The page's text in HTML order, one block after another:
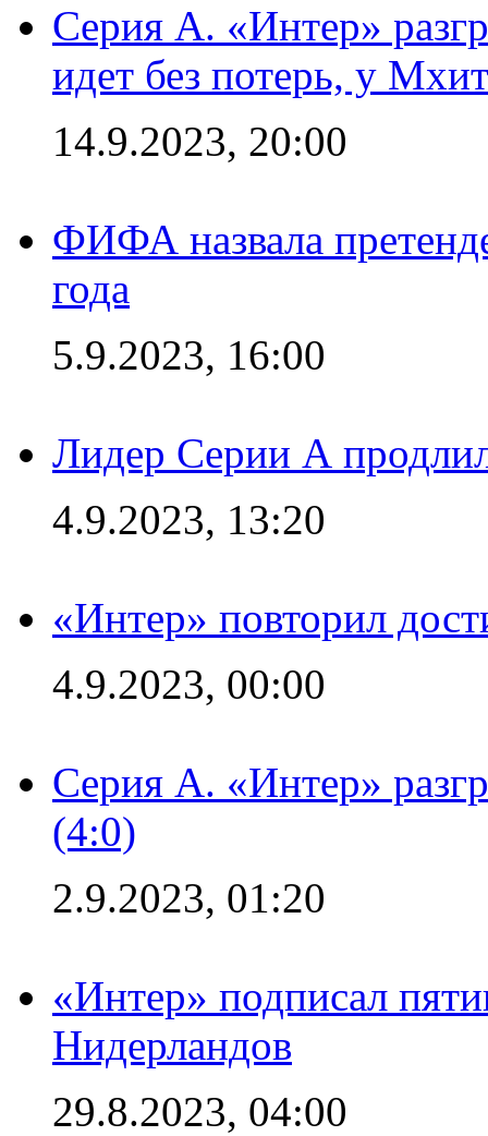
Серия А. «Интер»
идет без потерь, у
14.9.2023, 20:00
ФИФА назвала
года
5.9.2023, 16:00
Лидер Серии А
4.9.2023, 13:20
«Интер» повторил
4.9.2023, 00:00
Серия А. «Интер»
(4:0)
2.9.2023, 01:20
«Интер» подписал
Нидерландов
29.8.2023, 04:00